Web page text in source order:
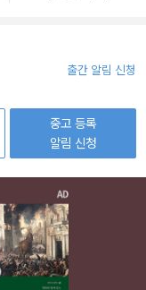
출간 알림 신청
중고 등록
알림 신청